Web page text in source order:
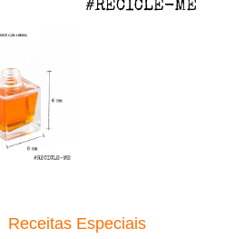
Receitas Especiais